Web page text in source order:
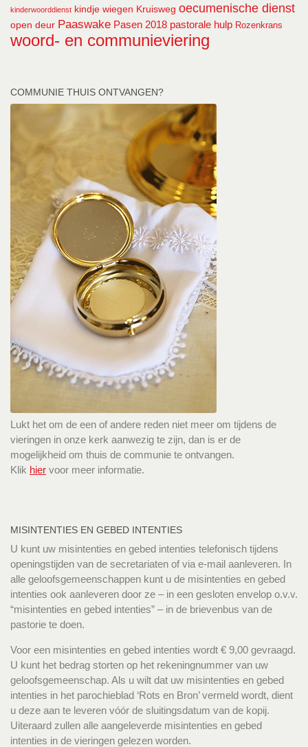
kinderwoorddienst kindje wiegen Kruisweg oecumenische dienst
open deur Paaswake Pasen 2018 pastorale hulp Rozenkrans
woord- en communieviering
COMMUNIE THUIS ONTVANGEN?
Lukt het om de een of andere reden niet meer om tijdens de
vieringen in onze kerk aanwezig te zijn, dan is er de
mogelijkheid om thuis de communie te ontvangen.
Klik hier voor meer informatie.
MISINTENTIES EN GEBED INTENTIES
U kunt uw misintenties en gebed intenties telefonisch tijdens
openingstijden van de secretariaten of via e-mail aanleveren. In
alle geloofsgemeenschappen kunt u de misintenties en gebed
intenties ook aanleveren door ze – in een gesloten envelop o.v.v.
“misintenties en gebed intenties” – in de brievenbus van de
pastorie te doen.
Voor een misintenties en gebed intenties wordt € 9,00 gevraagd.
U kunt het bedrag storten op het rekeningnummer van uw
geloofsgemeenschap. Als u wilt dat uw misintenties en gebed
intenties in het parochieblad ‘Rots en Bron’ vermeld wordt, dient
u deze aan te leveren vóór de sluitingsdatum van de kopij.
Uiteraard zullen alle aangeleverde misintenties en gebed
intenties in de vieringen gelezen worden.